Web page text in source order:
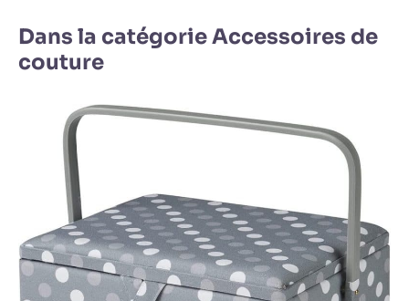
Dans la catégorie Accessoires de
couture